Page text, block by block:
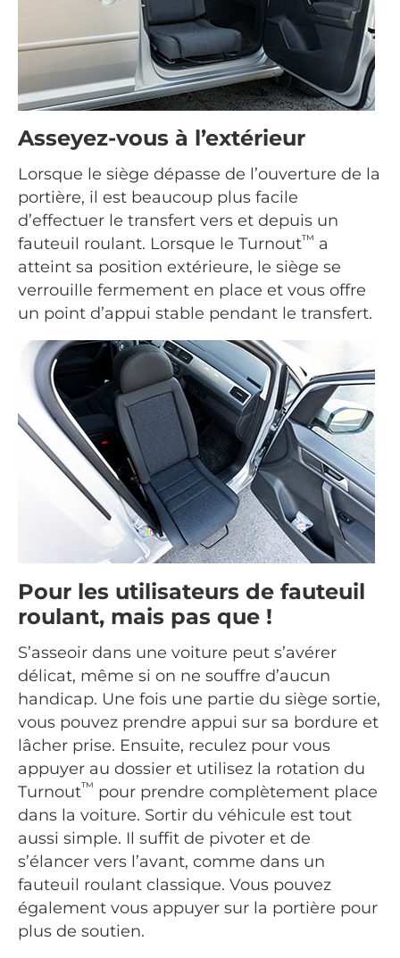
Asseyez-vous à l’extérieur
Lorsque le siège dépasse de l’ouverture de la
portière, il est beaucoup plus facile
d’effectuer le transfert vers et depuis un
fauteuil roulant. Lorsque le Turnout™ a
atteint sa position extérieure, le siège se
verrouille fermement en place et vous offre
un point d’appui stable pendant le transfert.
Pour les utilisateurs de fauteuil
roulant, mais pas que !
S’asseoir dans une voiture peut s’avérer
délicat, même si on ne souffre d’aucun
handicap. Une fois une partie du siège sortie,
vous pouvez prendre appui sur sa bordure et
lâcher prise. Ensuite, reculez pour vous
appuyer au dossier et utilisez la rotation du
Turnout™ pour prendre complètement place
dans la voiture. Sortir du véhicule est tout
aussi simple. Il suffit de pivoter et de
s’élancer vers l’avant, comme dans un
fauteuil roulant classique. Vous pouvez
également vous appuyer sur la portière pour
plus de soutien.